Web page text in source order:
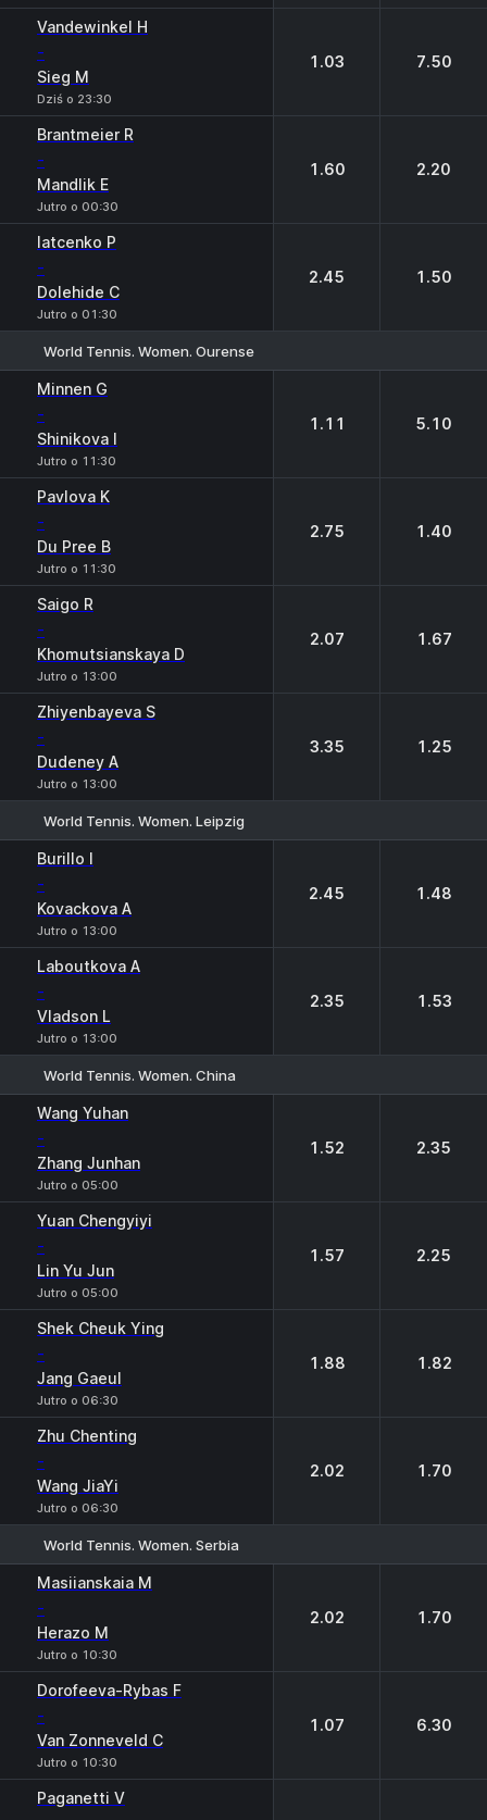
Vandewinkel H
-
Sieg M
Dziś o 23:30
1.03 7.50
Brantmeier R
-
Mandlik E
Jutro o 00:30
1.60 2.20
Iatcenko P
-
Dolehide C
Jutro o 01:30
2.45 1.50
World Tennis. Women. Ourense
Minnen G
-
Shinikova I
Jutro o 11:30
1.11 5.10
Pavlova K
-
Du Pree B
Jutro o 11:30
2.75 1.40
Saigo R
-
Khomutsianskaya D
Jutro o 13:00
2.07 1.67
Zhiyenbayeva S
-
Dudeney A
Jutro o 13:00
3.35 1.25
World Tennis. Women. Leipzig
Burillo I
-
Kovackova A
Jutro o 13:00
2.45 1.48
Laboutkova A
-
Vladson L
Jutro o 13:00
2.35 1.53
World Tennis. Women. China
Wang Yuhan
-
Zhang Junhan
Jutro o 05:00
1.52 2.35
Yuan Chengyiyi
-
Lin Yu Jun
Jutro o 05:00
1.57 2.25
Shek Cheuk Ying
-
Jang Gaeul
Jutro o 06:30
1.88 1.82
Zhu Chenting
-
Wang JiaYi
Jutro o 06:30
2.02 1.70
World Tennis. Women. Serbia
Masiianskaia M
-
Herazo M
Jutro o 10:30
2.02 1.70
Dorofeeva-Rybas F
-
Van Zonneveld C
Jutro o 10:30
1.07 6.30
Paganetti V